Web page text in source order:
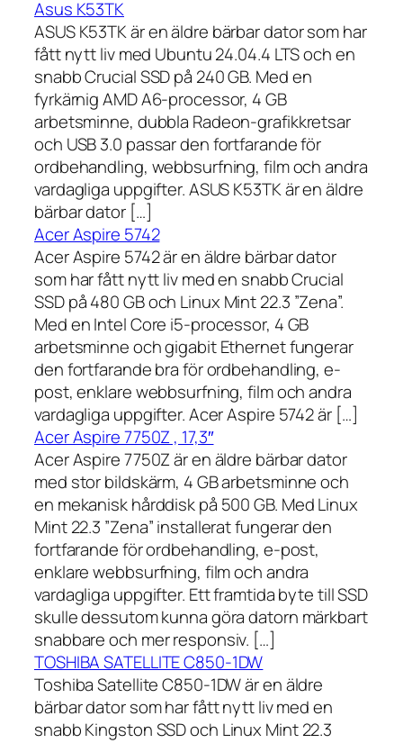
Asus K53TK
ASUS K53TK är en äldre bärbar dator som har
fått nytt liv med Ubuntu 24.04.4 LTS och en
snabb Crucial SSD på 240 GB. Med en
fyrkärnig AMD A6-processor, 4 GB
arbetsminne, dubbla Radeon-grafikkretsar
och USB 3.0 passar den fortfarande för
ordbehandling, webbsurfning, film och andra
vardagliga uppgifter. ASUS K53TK är en äldre
bärbar dator […]
Acer Aspire 5742
Acer Aspire 5742 är en äldre bärbar dator
som har fått nytt liv med en snabb Crucial
SSD på 480 GB och Linux Mint 22.3 ”Zena”.
Med en Intel Core i5-processor, 4 GB
arbetsminne och gigabit Ethernet fungerar
den fortfarande bra för ordbehandling, e-
post, enklare webbsurfning, film och andra
vardagliga uppgifter. Acer Aspire 5742 är […]
Acer Aspire 7750Z , 17,3″
Acer Aspire 7750Z är en äldre bärbar dator
med stor bildskärm, 4 GB arbetsminne och
en mekanisk hårddisk på 500 GB. Med Linux
Mint 22.3 ”Zena” installerat fungerar den
fortfarande för ordbehandling, e-post,
enklare webbsurfning, film och andra
vardagliga uppgifter. Ett framtida byte till SSD
skulle dessutom kunna göra datorn märkbart
snabbare och mer responsiv. […]
TOSHIBA SATELLITE C850-1DW
Toshiba Satellite C850-1DW är en äldre
bärbar dator som har fått nytt liv med en
snabb Kingston SSD och Linux Mint 22.3